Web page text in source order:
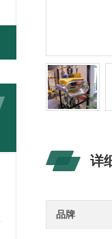
详
品牌